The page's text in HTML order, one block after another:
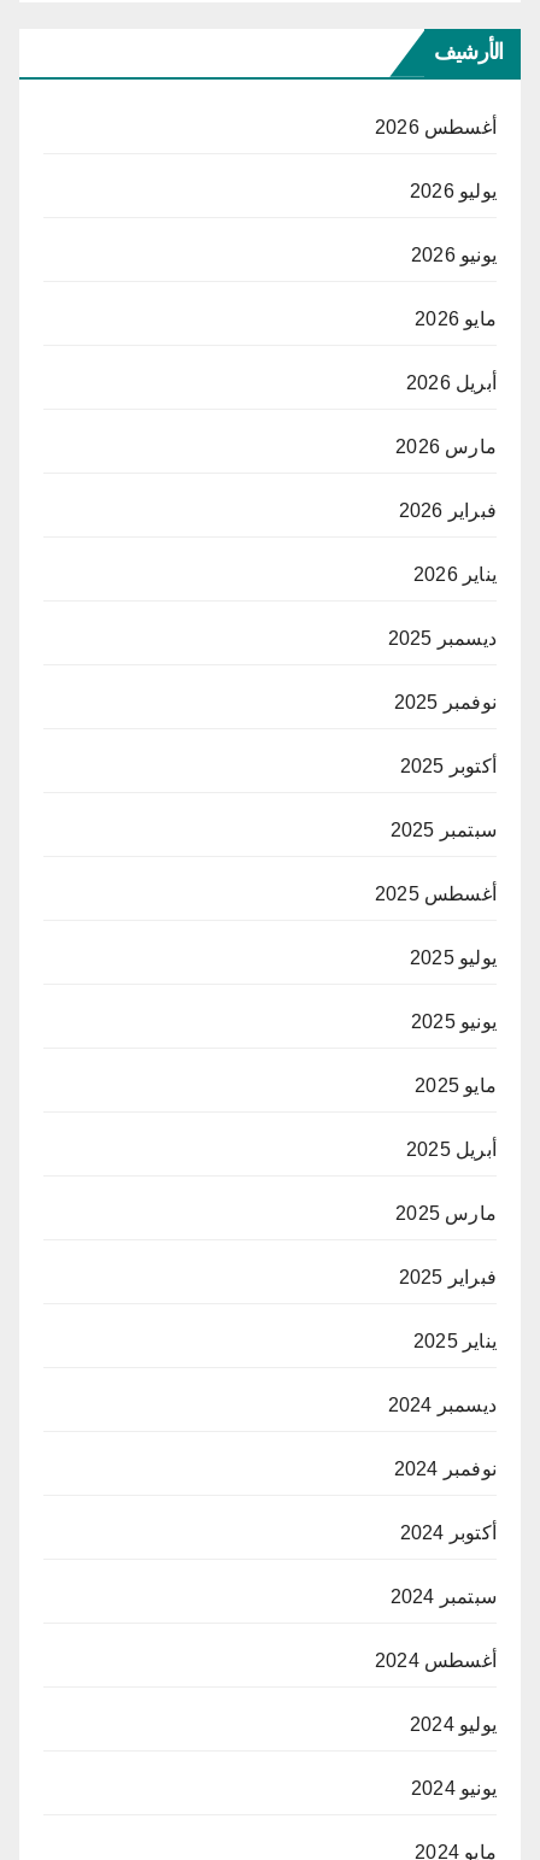
الأرشيف
أغسطس 2026
يوليو 2026
يونيو 2026
مايو 2026
أبريل 2026
مارس 2026
فبراير 2026
يناير 2026
ديسمبر 2025
نوفمبر 2025
أكتوبر 2025
سبتمبر 2025
أغسطس 2025
يوليو 2025
يونيو 2025
مايو 2025
أبريل 2025
مارس 2025
فبراير 2025
يناير 2025
ديسمبر 2024
نوفمبر 2024
أكتوبر 2024
سبتمبر 2024
أغسطس 2024
يوليو 2024
يونيو 2024
مايو 2024